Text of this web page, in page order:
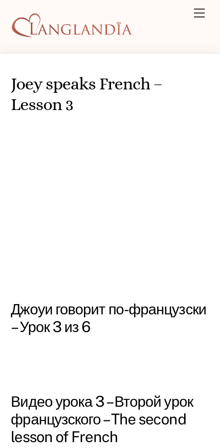
content
Joey speaks French –
Lesson 3
Джоуи говорит по-французски
– Урок 3 из 6
Видео урока 3 – Второй урок
французского – The second
lesson of French